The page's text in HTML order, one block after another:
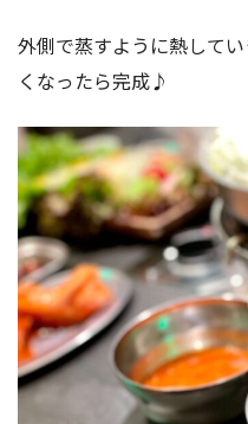
外側で蒸すように熱して
くなったら完成♪